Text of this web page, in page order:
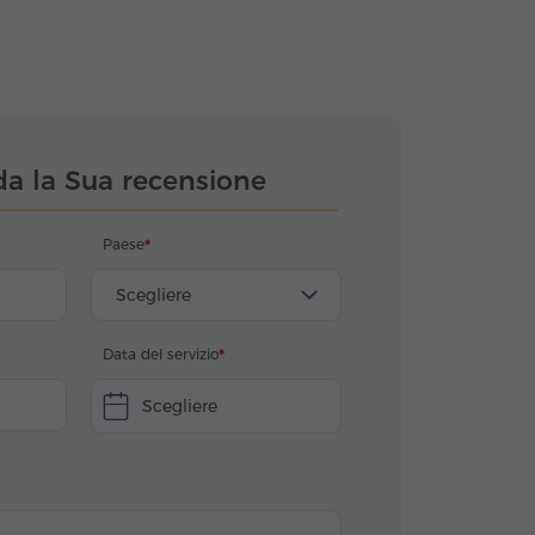
la Sua recensione
Paese
Scegliere
Data del servizio
Scegliere